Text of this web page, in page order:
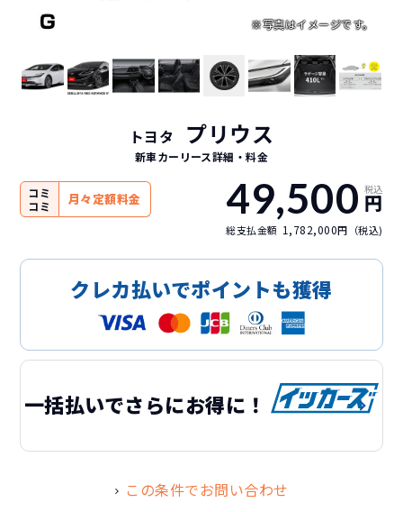
トヨタ プリウス
新車カーリース詳細 ・料金
コミ
コミ
月々定額料金 49,500 税込
円
総支払金額 1,782,000円（税込)
クレカ払いでポイントも獲得
一括払いでさらにお得に！
この条件でお問い合わせ